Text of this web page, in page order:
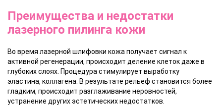
Преимущества и недостатки
лазерного пилинга кожи
Во время лазерной шлифовки кожа получает сигнал к
активной регенерации, происходит деление клеток даже в
глубоких слоях. Процедура стимулирует выработку
эластина, коллагена. В результате рельеф становится более
гладким, происходит разглаживание неровностей,
устранение других эстетических недостатков.